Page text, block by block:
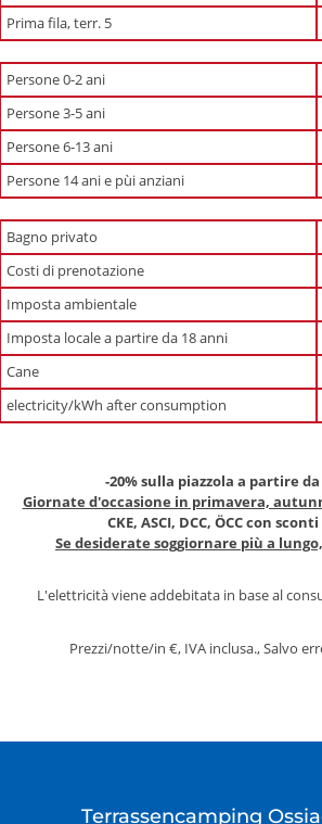
Prima fila, terr. 5
Persone 0-2 ani
Persone 3-5 ani
Persone 6-13 ani
Persone 14 ani e pùi anziani
Bagno privato
Costi di prenotazione
Imposta ambientale
Imposta locale a partire da 18 anni
Cane
electricity/kWh after consumption
-20% sulla piazzola a partire
Giornate d'occasione in primavera,
CKE, ASCI, DCC, ÖCC con
Se desiderate soggiornare più a
L'elettricità viene addebitata in base al
Prezzi/notte/in €, IVA inclusa., Salvo
Terrassencamping